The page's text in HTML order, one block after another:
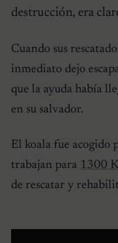
destrucción, era
Cuando sus
inmediato dejo
que la ayuda había
en su salvador.
El koala fue acogido
trabajan para 1300
de rescatar y